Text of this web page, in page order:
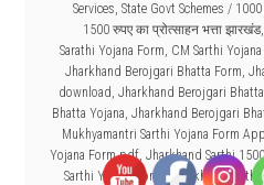
Services, State Govt Schemes /
1500 रुपए का प्रोत्साहन भत्ता झारखंड,
Sarathi Yojana Form, CM Sarthi
Jharkhand Berojgari Bhatta Form,
download, Jharkhand Berojgari
Bhatta Yojana, Jharkhand Berojgari
Mukhyamantri Sarthi Yojana Form
Yojana Form pdf, Jharkhand Sarthi
Sarthi Yojana Form
,Jharkhand